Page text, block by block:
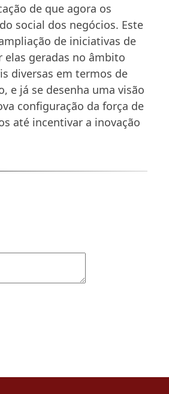
de que agora os
social dos negócios. Este
de iniciativas de
elas geradas no âmbito
diversas em termos de
e já se desenha uma visão
configuração da força de
até incentivar a inovação